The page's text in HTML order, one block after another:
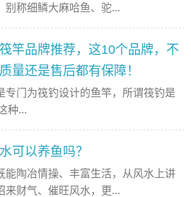
别称细鳞大麻哈鱼、驼...
竿品牌推荐，这10个品牌，不
量还是售后都有保障！
专门为筏钓设计的鱼竿，所谓筏钓是
种...
可以养鱼吗？
能陶冶情操、丰富生活，从风水上讲
来财气、催旺风水，更...